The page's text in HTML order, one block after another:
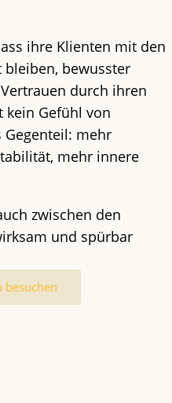
ihre Klienten mit den
bleiben, bewusster
durch ihren
kein Gefühl von
Gegenteil: mehr
mehr innere
zwischen den
und spürbar
besuchen